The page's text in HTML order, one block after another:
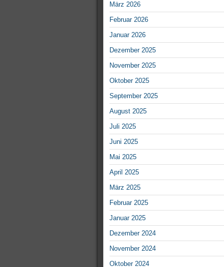
März 2026
Februar 2026
Januar 2026
Dezember 2025
November 2025
Oktober 2025
September 2025
August 2025
Juli 2025
Juni 2025
Mai 2025
April 2025
März 2025
Februar 2025
Januar 2025
Dezember 2024
November 2024
Oktober 2024